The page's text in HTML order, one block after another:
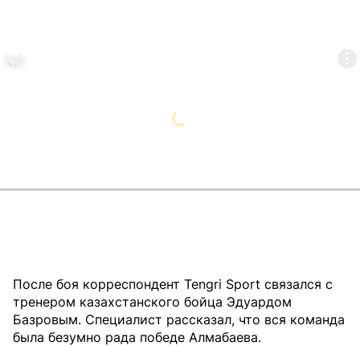
После боя корреспондент Tengri Sport связался с
тренером казахстанского бойца Эдуардом
Базровым. Специалист рассказал, что вся команда
была безумно рада победе Алмабаева.